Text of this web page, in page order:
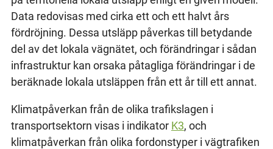
Data redovisas med cirka ett och ett halvt års
fördröjning. Dessa utsläpp påverkas till betydande
del av det lokala vägnätet, och förändringar i sådan
infrastruktur kan orsaka påtagliga förändringar i de
beräknade lokala utsläppen från ett år till ett annat.
Klimatpåverkan från de olika trafikslagen i
transportsektorn visas i indikator K3, och
klimatpåverkan från olika fordonstyper i vägtrafiken